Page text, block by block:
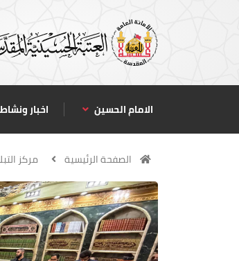
الامام الحسين اخبار
الصفحة الرئيسية مركز